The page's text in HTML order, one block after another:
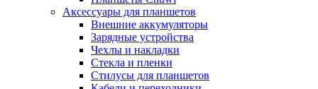
Аксессуары для планшетов
Внешние аккумуляторы
Зарядные устройства
Чехлы и накладки
Стекла и пленки
Стилусы для планшетов